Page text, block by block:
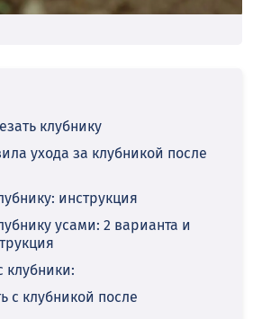
клубнику
ухода за клубникой после
инструкция
усами: 2 варианта и
клубники:
с клубникой после